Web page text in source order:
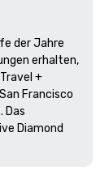
der Jahre
erhalten,
+
Francisco
Das
Diamond